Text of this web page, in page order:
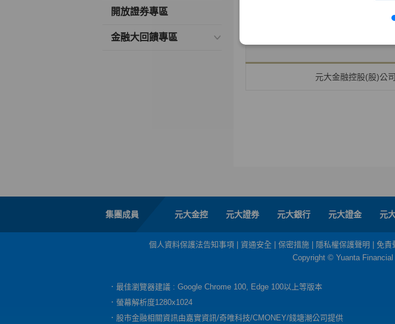
開放證券專區
金融大回饋專區
元大金融控股(股)公司
集團成員 元大金控 元大證券 元大銀行 元大證金 元
個人資料保護法告知事項 資通安全 保密措施 隱私權保護聲明 免責
Copyright © Yuanta
．最佳瀏覽器建議 : Google Chrome 100, Edge 100以上等版本
．螢幕解析度1280x1024
．股市金融相關資訊由嘉實資訊/奇唯科技/CMONEY/錢塘潮公司提供